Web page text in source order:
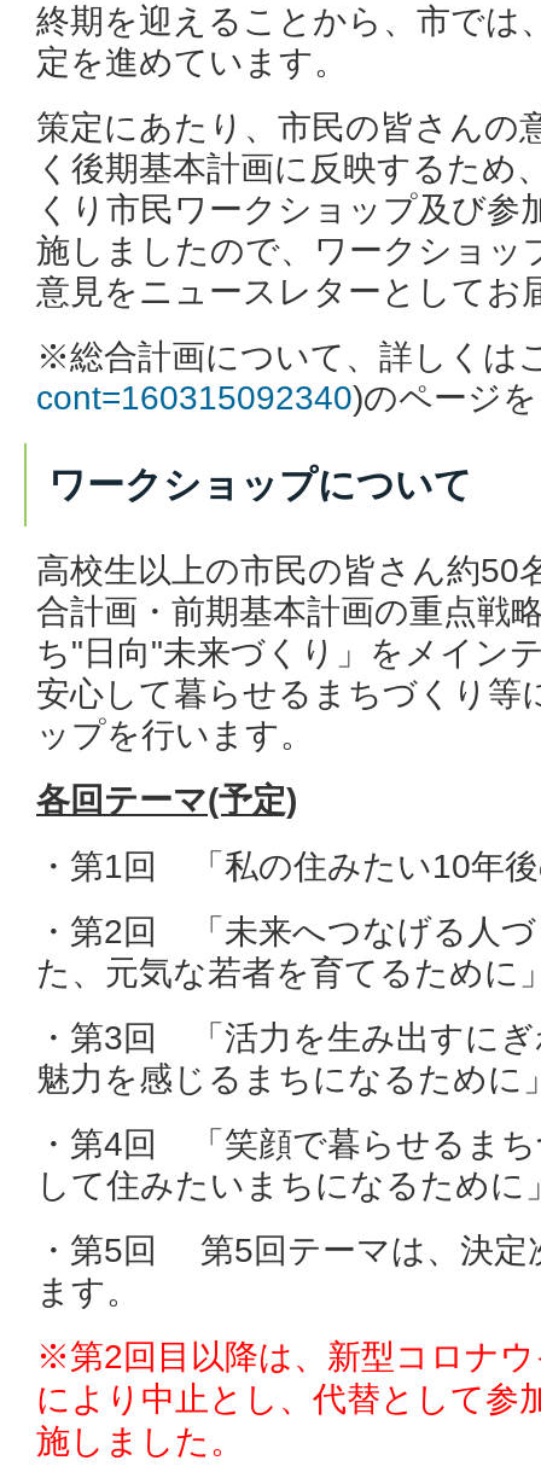
終期を迎えることから、市では
定を進めています。
策定にあたり、市民の皆さんの
く後期基本計画に反映するため
くり市民ワークショップ及び参
施しましたので、ワークショッ
意見をニュースレターとしてお
※総合計画について、詳しくは
cont=160315092340)のページ
ワークショップについて
高校生以上の市民の皆さん約50
合計画・前期基本計画の重点戦
ち"日向"未来づくり」をメイン
安心して暮らせるまちづくり等
ップを行います。
各回テーマ(予定)
・第1回 「私の住みたい10年
・第2回 「未来へつなげる人
た、元気な若者を育てるために
・第3回 「活力を生み出すに
魅力を感じるまちになるために
・第4回 「笑顔で暮らせるま
して住みたいまちになるために
・第5回 第5回テーマは、決定
ます。
※第2回目以降は、新型コロナ
により中止とし、代替として参
施しました。